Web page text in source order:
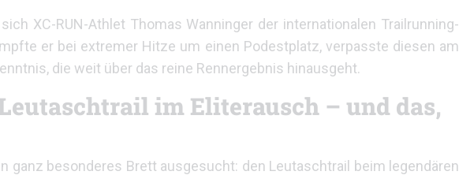
XC-RUN-Athlet Thomas Wanninger der internationalen Trailrunning-
er bei extremer Hitze um einen Podestplatz, verpasste diesen am
die weit über das reine Rennergebnis hinausgeht.
im Eliterausch – und das,
ganz besonderes Brett ausgesucht: den Leutaschtrail beim legendären